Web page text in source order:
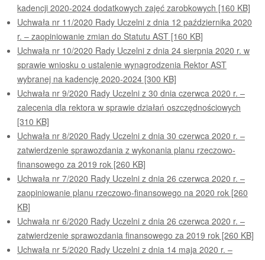
kadencji 2020-2024 dodatkowych zajęć zarobkowych [160 KB]
Uchwała nr 11/2020 Rady Uczelni z dnia 12 października 2020
r. – zaopiniowanie zmian do Statutu AST [160 KB]
Uchwała nr 10/2020 Rady Uczelni z dnia 24 sierpnia 2020 r. w
sprawie wniosku o ustalenie wynagrodzenia Rektor AST
wybranej na kadencję 2020-2024 [300 KB]
Uchwała nr 9/2020 Rady Uczelni z 30 dnia czerwca 2020 r. –
zalecenia dla rektora w sprawie działań oszczędnościowych
[310 KB]
Uchwała nr 8/2020 Rady Uczelni z dnia 30 czerwca 2020 r. –
zatwierdzenie sprawozdania z wykonania planu rzeczowo-
finansowego za 2019 rok [260 KB]
Uchwała nr 7/2020 Rady Uczelni z dnia 26 czerwca 2020 r. –
zaopiniowanie planu rzeczowo-finansowego na 2020 rok [260
KB]
Uchwała nr 6/2020 Rady Uczelni z dnia 26 czerwca 2020 r. –
zatwierdzenie sprawozdania finansowego za 2019 rok [260 KB]
Uchwała nr 5/2020 Rady Uczelni z dnia 14 maja 2020 r. –